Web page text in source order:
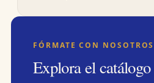
FÓRMATE CON NOSOTROS
Explora el catálogo